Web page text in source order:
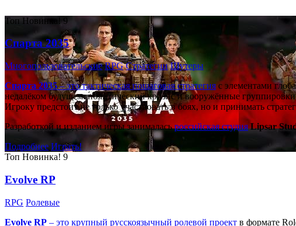
Топ Новинка! 9
Спарта 2035
Многопользовательские RPG Стратегии Шутеры
Спарта 2035– это тактическаяпошаговая стратегияс элементами
недалёком будущем: политический кризис и вооружённые
Игроку предстоит не только участвовать в боях, но и принимать
Разработкой и изданием игры занималасьроссийская студия Lipsar
Подробнее Играть!
Топ Новинка! 9
Evolve RP
RPG Ролевые
Evolve RP – это крупный русскоязычный ролевой проект в формате